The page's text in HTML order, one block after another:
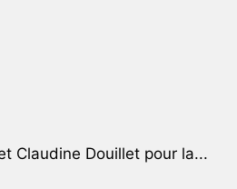
Claudine Douillet pour la...